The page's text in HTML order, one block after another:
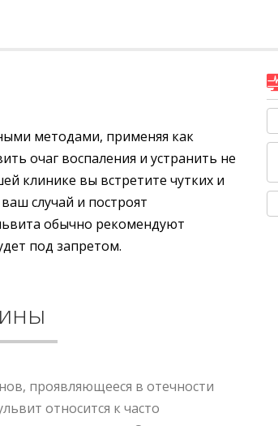
методами, применяя как
очаг воспаления и устранить не
клинике вы встретите чутких и
случай и построят
обычно рекомендуют
под запретом.
проявляющееся в отечности
относится к часто